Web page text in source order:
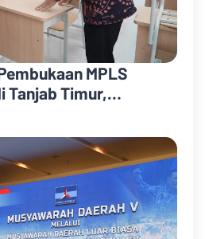
MPLS
Tanjab Timur,
Inklusif dan